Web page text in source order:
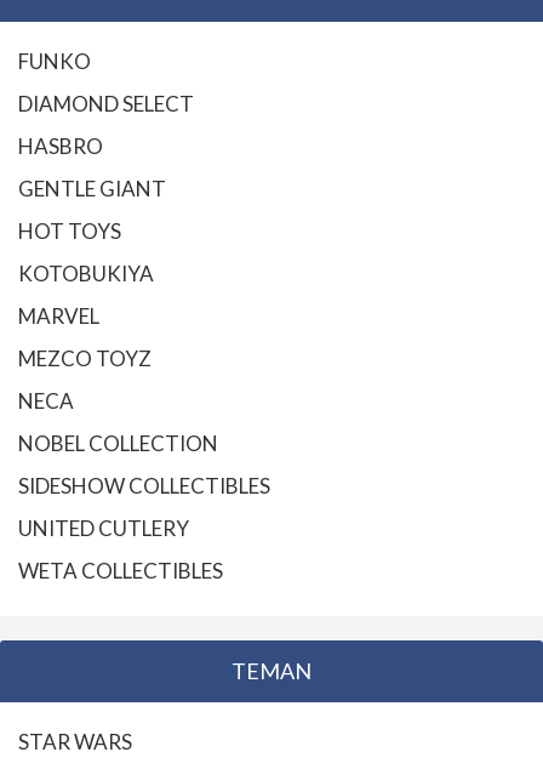
FUNKO
DIAMOND SELECT
HASBRO
GENTLE GIANT
HOT TOYS
KOTOBUKIYA
MARVEL
MEZCO TOYZ
NECA
NOBEL COLLECTION
SIDESHOW COLLECTIBLES
UNITED CUTLERY
WETA COLLECTIBLES
TEMAN
STAR WARS